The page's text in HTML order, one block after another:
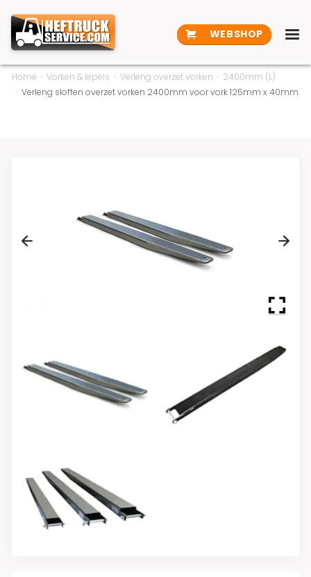
WEBSHOP
Home Vorken & lepels Verleng overzet vorken
2400mm (L)
Verleng sloffen overzet vorken 2400mm voor vork 125mm x 40mm
Previous Next